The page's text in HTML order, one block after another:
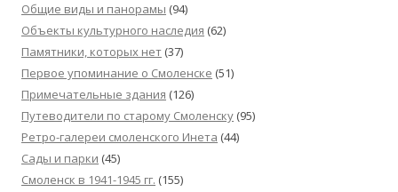
Общие виды и панорамы (94)
Объекты культурного наследия (62)
Памятники, которых нет (37)
Первое упоминание о Смоленске (51)
Примечательные здания (126)
Путеводители по старому Смоленску (95)
Ретро-галереи смоленского Инета (44)
Сады и парки (45)
Смоленск в 1941-1945 гг. (155)